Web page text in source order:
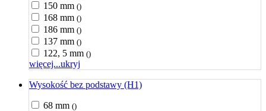
150 mm ()
168 mm ()
186 mm ()
137 mm ()
122, 5 mm ()
więcej...ukryj
Wysokość bez podstawy (H1)
68 mm ()